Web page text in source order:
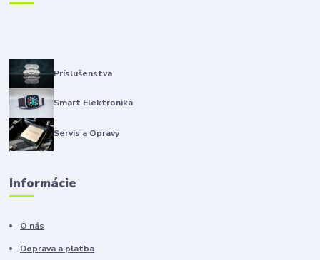
Príslušenstva
Smart Elektronika
Servis a Opravy
Informácie
O nás
Doprava a platba